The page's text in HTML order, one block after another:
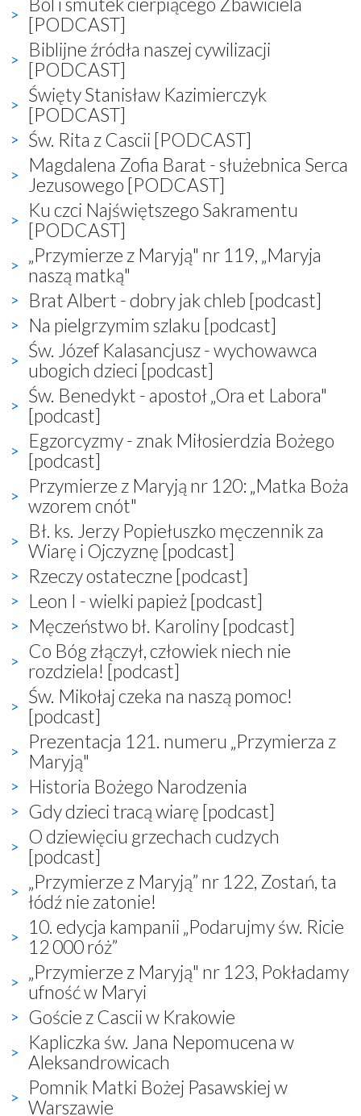
[PODCAST]
Biblijne źródła naszej cywilizacji
[PODCAST]
Święty Stanisław Kazimierczyk
[PODCAST]
Św. Rita z Cascii [PODCAST]
Magdalena Zofia Barat - służebnica Serca
Jezusowego [PODCAST]
Ku czci Najświętszego Sakramentu
[PODCAST]
„Przymierze z Maryją" nr 119, „Maryja
naszą matką"
Brat Albert - dobry jak chleb [podcast]
Na pielgrzymim szlaku [podcast]
Św. Józef Kalasancjusz - wychowawca
ubogich dzieci [podcast]
Św. Benedykt - apostoł „Ora et Labora"
[podcast]
Egzorcyzmy - znak Miłosierdzia Bożego
[podcast]
Przymierze z Maryją nr 120: „Matka Boża
wzorem cnót"
Bł. ks. Jerzy Popiełuszko męczennik za
Wiarę i Ojczyznę [podcast]
Rzeczy ostateczne [podcast]
Leon I - wielki papież [podcast]
Męczeństwo bł. Karoliny [podcast]
Co Bóg złączył, człowiek niech nie
rozdziela! [podcast]
Św. Mikołaj czeka na naszą pomoc!
[podcast]
Prezentacja 121. numeru „Przymierza z
Maryją"
Historia Bożego Narodzenia
Gdy dzieci tracą wiarę [podcast]
O dziewięciu grzechach cudzych
[podcast]
„Przymierze z Maryją” nr 122, Zostań, ta
łódź nie zatonie!
10. edycja kampanii „Podarujmy św. Ricie
12 000 róż”
„Przymierze z Maryją" nr 123, Pokładamy
ufność w Maryi
Goście z Cascii w Krakowie
Kapliczka św. Jana Nepomucena w
Aleksandrowicach
Pomnik Matki Bożej Pasawskiej w
Warszawie